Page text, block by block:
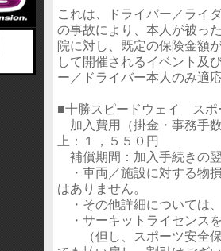
これは、ドライバー／ライ
の事故により、本人が被っ
院に対し、既定の保険金額
して開催されるイベント及
ー／ドライバー本人のみ適
■十勝スピードウェイ スポ
加入費用（掛金・事務手
上：１，５５０円
補償期間：加入手続きの
・車両／施設に対する物
はありません。
・その他詳細については
・サーキットライセンス
（但し、スポーツ安全保